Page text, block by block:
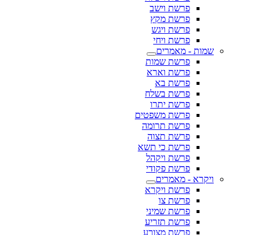
פרשת וישב
פרשת מקץ
פרשת ויגש
פרשת ויחי
שמות - מאמרים
פרשת שמות
פרשת וארא
פרשת בא
פרשת בשלח
פרשת יתרו
פרשת משפטים
פרשת תרומה
פרשת תצוה
פרשת כי תשא
פרשת ויקהל
פרשת פקודי
ויקרא - מאמרים
פרשת ויקרא
פרשת צו
פרשת שמיני
פרשת תזריע
פרשת מצורע